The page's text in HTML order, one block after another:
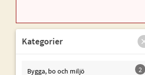
Kategorier
Bygga, bo och miljö 2